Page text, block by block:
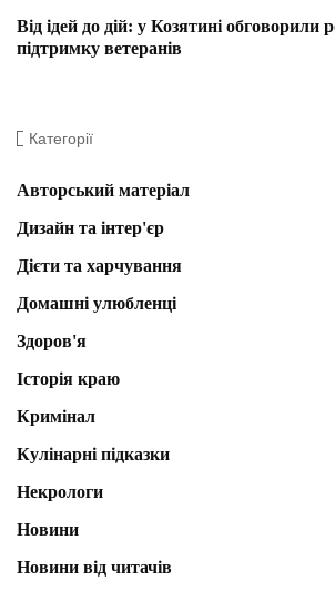
Від ідей до дій: у Козятині обговорили
підтримку ветеранів
Категорії
Авторський матеріал
Дизайн та інтер'єр
Дієти та харчування
Домашні улюбленці
Здоров'я
Історія краю
Кримінал
Кулінарні підказки
Некрологи
Новини
Новини від читачів